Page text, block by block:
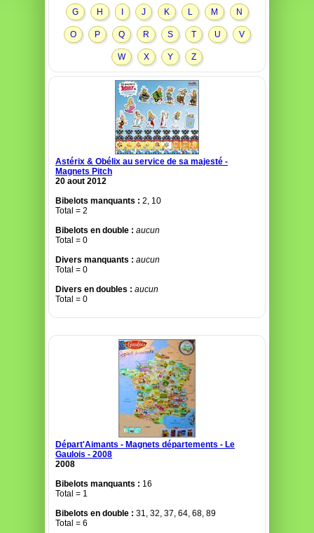
G H J K L M N
O P Q R S T U V
W X Y Z
Astérix & Obélix au service de sa majesté -
Magnets Pitch
20 aout 2012
Bibelots manquants : 2, 10
Total = 2
Bibelots en double : aucun
Total = 0
Divers manquants : aucun
Total = 0
Divers en doubles : aucun
Total = 0
Départ'Aimants - Magnets départements - Le
Gaulois - 2008
2008
Bibelots manquants : 16
Total = 1
Bibelots en double : 31, 32, 37, 64, 68, 89
Total = 6